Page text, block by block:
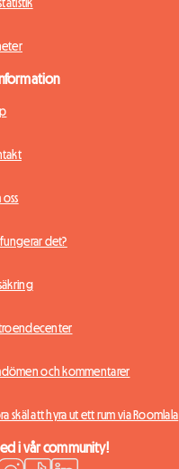
oss
fungerar det?
och kommentarer
skäl att hyra ut ett rum via Roomlala
i vår community!